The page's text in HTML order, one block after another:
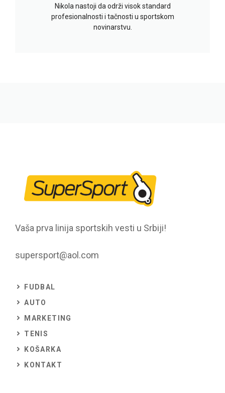
Nikola nastoji da održi visok standard
profesionalnosti i tačnosti u sportskom
novinarstvu.
Vaša prva linija sportskih vesti u Srbiji!
supersport@aol.com
FUDBAL
AUTO
MARKETING
TENIS
KOŠARKA
KONTAKT